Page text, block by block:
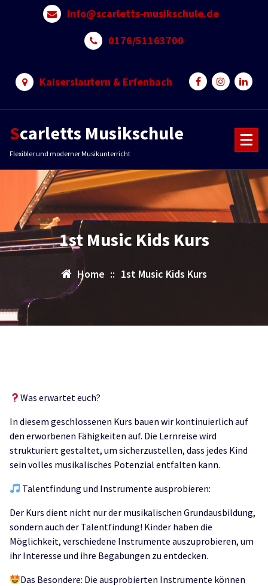
info@scarletts-musikschule.de
0176/51163700
Kaiserslautern & Erfenbach
Scarletts Musikschule
Flexibler und moderner Musikunterricht
1st Music Kids Kurs
Home :: 1st Music Kids Kurs
Was erwartet euch?
In diesem geschlossenen Kurs bauen wir kontinuierlich auf
den erworbenen Fähigkeiten auf. Die Lernreise wird
strukturiert gestaltet, um sicherzustellen, dass jedes Kind
sein volles musikalisches Potenzial entfalten kann.
Talentfindung und Instrumente ausprobieren:
Der Kurs dient nicht nur der musikalischen Grundausbildung,
sondern auch der Talentfindung! Kinder haben die
Möglichkeit, verschiedene Instrumente auszuprobieren, um
ihr Interesse und ihre Begabungen zu entdecken.
Das Besondere: Die ausprobierten Instrumente können